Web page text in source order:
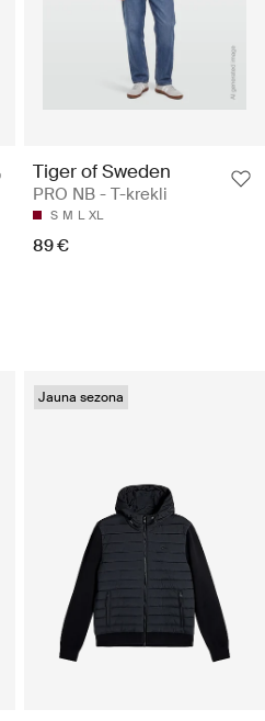
Tiger of Sweden
PRO NB - T-krekli
S M L XL
89 €
Jauna sezona